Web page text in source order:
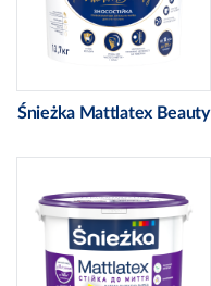
Śnieżka Mattlatex Beauty